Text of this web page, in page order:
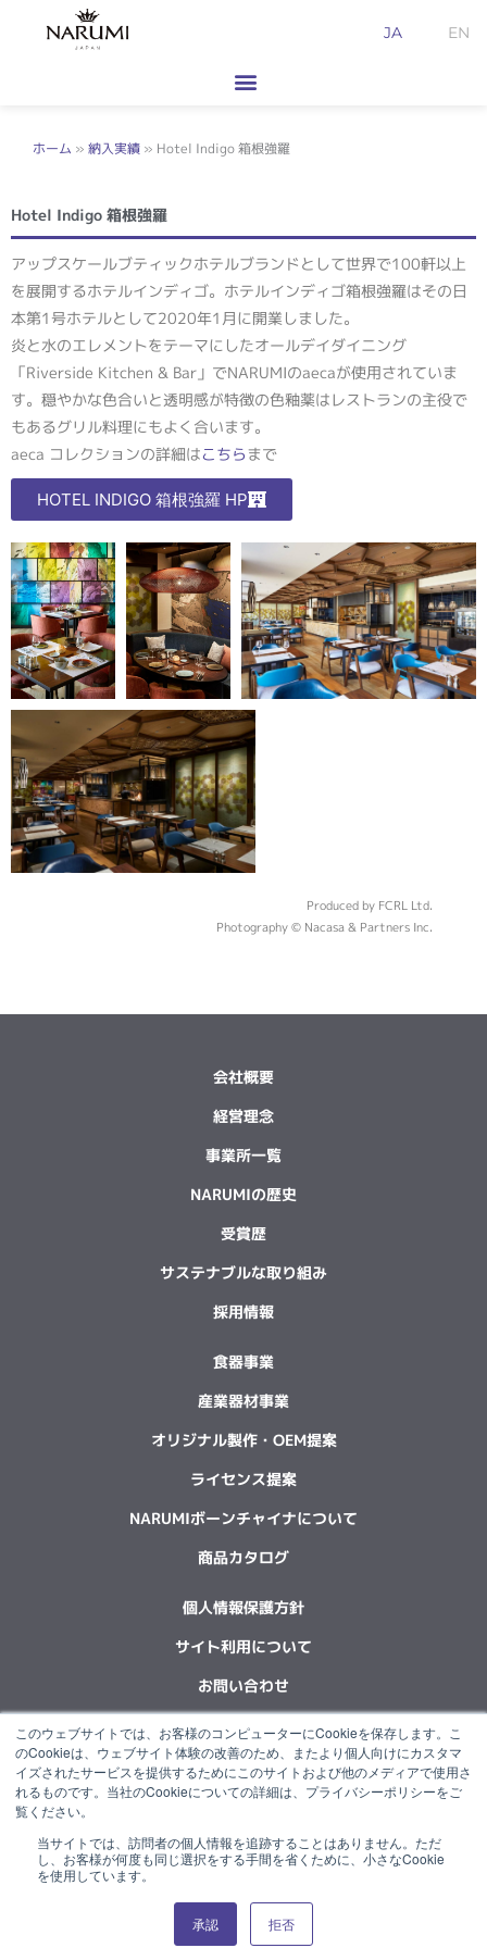
このウェブサイトでは、お客様のコンピューターにCookieを保存します。こ
のCookieは、ウェブサイト体験の改善のため、またより個人向けにカスタマ
イズされたサービスを提供するためにこのサイトおよび他のメディアで使用さ
れるものです。当社のCookieについての詳細は、プライバシーポリシーをご
覧ください。
当サイトでは、訪問者の個人情報を追跡することはありません。ただ
し、お客様が何度も同じ選択をする手間を省くために、小さなCookie
を使用しています。
承認 拒否
JA EN
ホーム » 納入実績 » Hotel Indigo 箱根強羅
Hotel Indigo 箱根強羅
アップスケールブティックホテルブランドとして世界で100軒以上
を展開するホテルインディゴ。ホテルインディゴ箱根強羅はその日
本第1号ホテルとして2020年1月に開業しました。
炎と水のエレメントをテーマにしたオールデイダイニング
「Riverside Kitchen & Bar」でNARUMIのaecaが使用されていま
す。穏やかな色合いと透明感が特徴の色釉薬はレストランの主役で
もあるグリル料理にもよく合います。
aeca コレクションの詳細はこちらまで
HOTEL INDIGO 箱根強羅 HP
Produced by FCRL Ltd.
Photography © Nacasa & Partners Inc.
会社概要
経営理念
事業所一覧
NARUMIの歴史
受賞歴
サステナブルな取り組み
採用情報
食器事業
産業器材事業
オリジナル製作・OEM提案
ライセンス提案
NARUMIボーンチャイナについて
商品カタログ
個人情報保護方針
サイト利用について
お問い合わせ
F
a
c
e
b
o
o
k
L
i
n
k
d
i
n
X
-
t
w
t
t
r
Y
o
u
t
b
e
I
n
s
t
g
r
I
n
s
t
g
r
“NARUMI”は石塚硝子グループの一員です。
© 2022 NARUMI CORPORATION